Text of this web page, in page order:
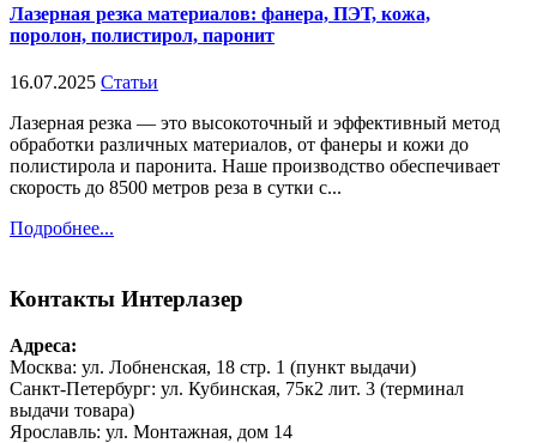
Лазерная резка материалов: фанера, ПЭТ, кожа,
поролон, полистирол, паронит
16.07.2025 Статьи
Лазерная резка — это высокоточный и эффективный метод
обработки различных материалов, от фанеры и кожи до
полистирола и паронита. Наше производство обеспечивает
скорость до 8500 метров реза в сутки с...
Подробнее...
Контакты Интерлазер
Адреса:
Москва: ул. Лобненская, 18 стр. 1 (пункт выдачи)
Санкт-Петербург: ул. Кубинская, 75к2 лит. 3 (терминал
выдачи товара)
Ярославль: ул. Монтажная, дом 14